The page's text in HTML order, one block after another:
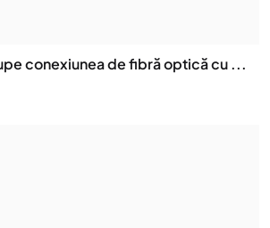
conexiunea de fibră optică cu ...